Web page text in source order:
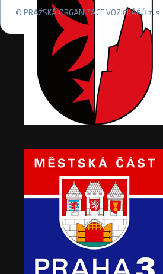
© PRAŽSKÁ ORGANIZACE VOZÍČKÁŘŮ z. s. |